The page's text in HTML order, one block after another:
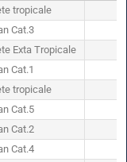
tropicale
Cat.3
Exta Tropicale
Cat.1
tropicale
Cat.5
Cat.2
Cat.4